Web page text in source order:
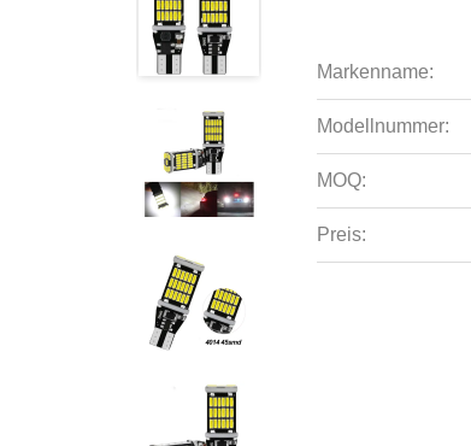
Markenname:
Modellnummer:
MOQ:
Preis: